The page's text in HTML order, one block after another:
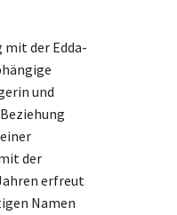
mit der Edda-
und
der
erfreut
Namen